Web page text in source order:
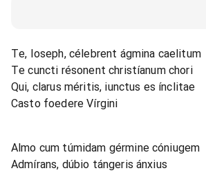
Te, Ioseph, célebrent ágmina caelitum
Te cuncti résonent christíanum chori
Qui, clarus méritis, iunctus es ínclitae
Casto foedere Vírgini
Almo cum túmidam gérmine cóniugem
Admírans, dúbio tángeris ánxius